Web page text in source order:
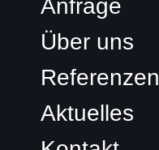
Anfrage
Über uns
Referenzen
Aktuelles